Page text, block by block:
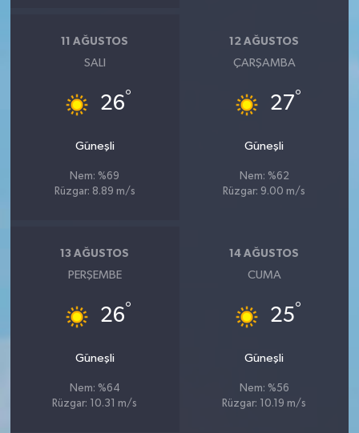
11 AĞUSTOS
SALI
26°
Güneşli
Nem: %69
Rüzgar: 8.89 m/s
12 AĞUSTOS
ÇARŞAMBA
27°
Güneşli
Nem: %62
Rüzgar: 9.00 m/s
13 AĞUSTOS
PERŞEMBE
26°
Güneşli
Nem: %64
Rüzgar: 10.31 m/s
14 AĞUSTOS
CUMA
25°
Güneşli
Nem: %56
Rüzgar: 10.19 m/s